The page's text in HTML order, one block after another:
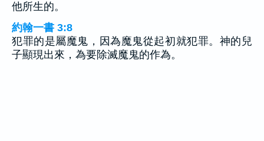
他所生的。
約翰一書 3:8
犯罪的是屬魔鬼，因為魔鬼從起初就犯罪。神的兒
子顯現出來，為要除滅魔鬼的作為。